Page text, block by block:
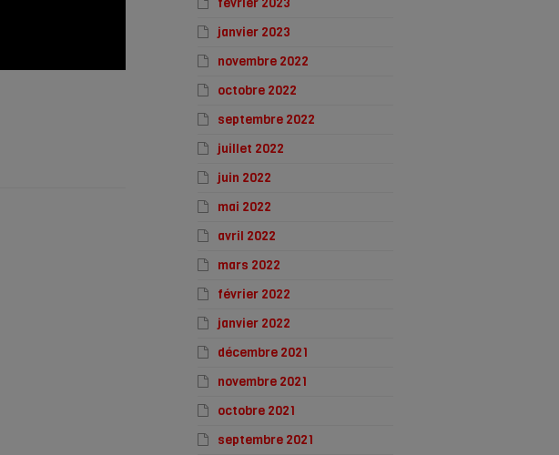
février 2023
janvier 2023
novembre 2022
octobre 2022
septembre 2022
juillet 2022
juin 2022
mai 2022
avril 2022
mars 2022
février 2022
janvier 2022
décembre 2021
novembre 2021
octobre 2021
septembre 2021